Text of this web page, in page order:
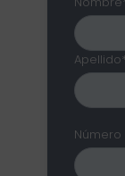
Apellido*